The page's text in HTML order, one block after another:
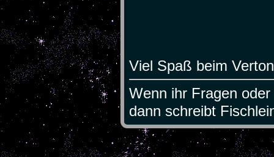
Viel Spaß beim
Wenn ihr Fragen
dann schreibt